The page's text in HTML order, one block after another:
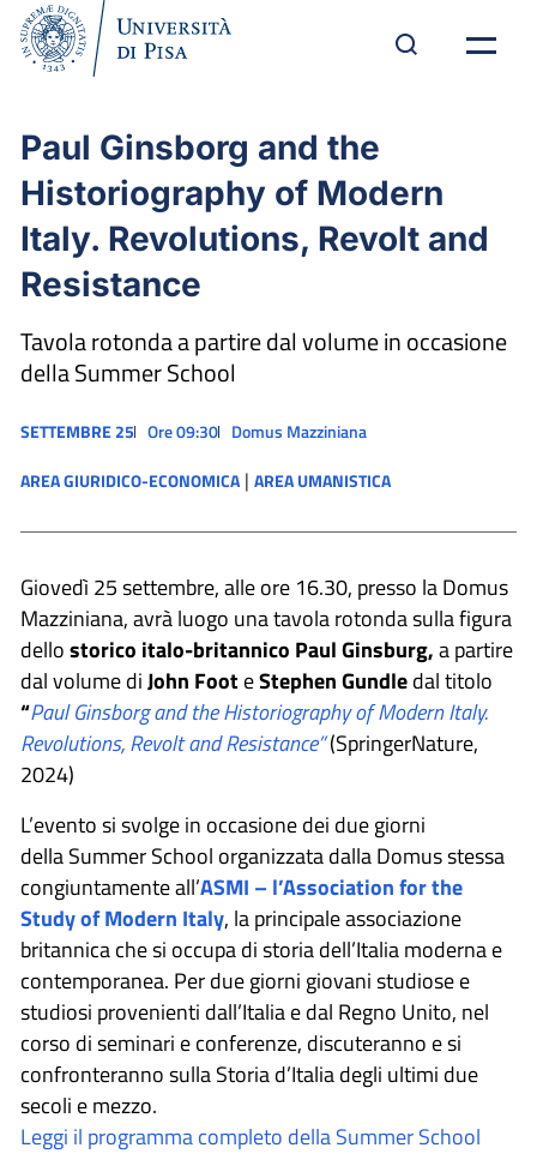
Paul Ginsborg and the
Historiography of Modern
Italy. Revolutions, Revolt and
Resistance
Tavola rotonda a partire dal volume in occasione
della Summer School
SETTEMBRE 25 Ore 09:30 Domus Mazziniana
AREA GIURIDICO-ECONOMICA | AREA UMANISTICA
Giovedì 25 settembre, alle ore 16.30, presso la Domus
Mazziniana, avrà luogo una tavola rotonda sulla figura
dellostorico italo-britannico Paul Ginsburg,a partire
dal volume diJohn FooteStephen Gundledal titolo
“Paul Ginsborg and the Historiography of Modern Italy.
Revolutions, Revolt and Resistance”(SpringerNature,
2024)
L’evento si svolge in occasione dei due giorni
della Summer School organizzata dalla Domus stessa
congiuntamente all’ASMI – l’Association for the
Study of Modern Italy, la principale associazione
britannica che si occupa di storia dell’Italia moderna e
contemporanea. Per due giorni giovani studiose e
studiosi provenienti dall’Italia e dal Regno Unito, nel
corso di seminari e conferenze, discuteranno e si
confronteranno sulla Storia d’Italia degli ultimi due
secoli e mezzo.
Leggi il programma completo della Summer School